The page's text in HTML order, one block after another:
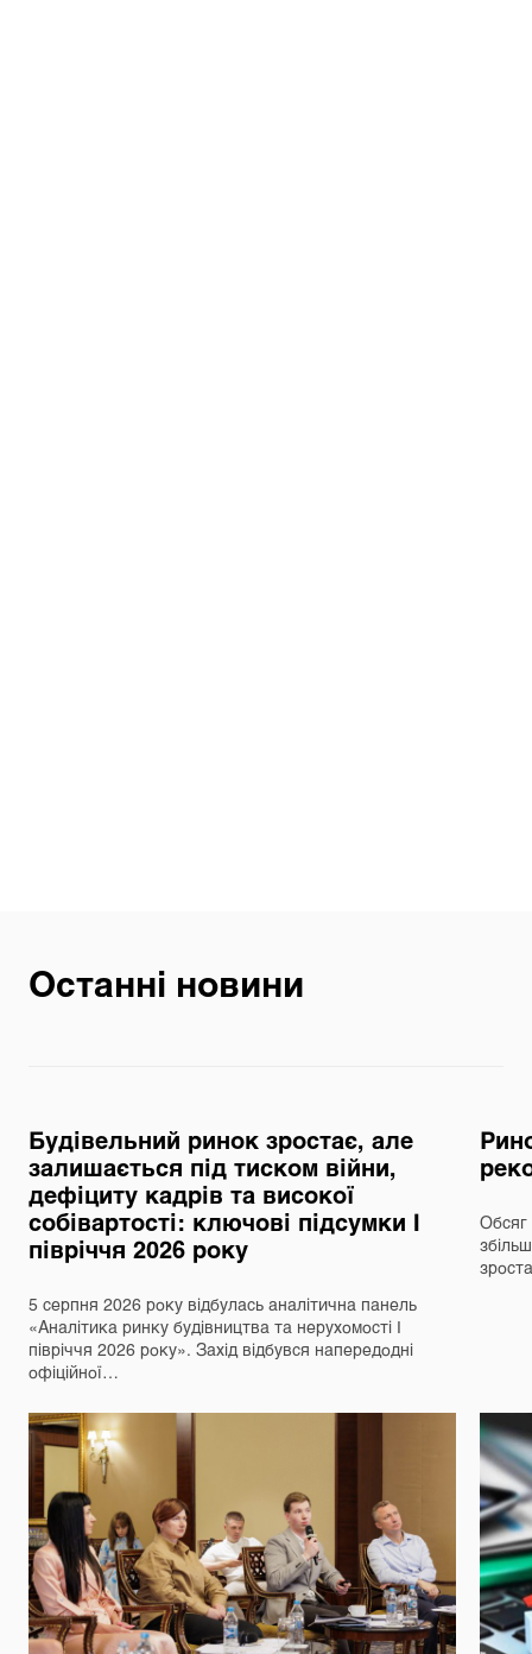
Останні новини
Будівельний ринок зростає, але
залишається під тиском війни,
дефіциту кадрів та високої
собівартості: ключові підсумки І
півріччя 2026 року
5 серпня 2026 року відбулась аналітична панель
«Аналітика ринку будівництва та нерухомості І
півріччя 2026 року». Захід відбувся напередодні
офіційної…
Обсяг